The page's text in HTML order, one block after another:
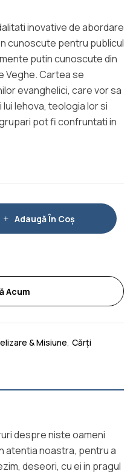
inovative de abordare
cunoscute pentru publicul
putin cunoscute din
Veghe. Cartea se
evanghelici, care vor sa
Iehova, teologia lor si
pot fi confruntati in
Adaugă În Coș
Acum
& Misiune, Cărți
despre niste oameni
atentia noastra, pentru a
deseori, cu ei in pragul